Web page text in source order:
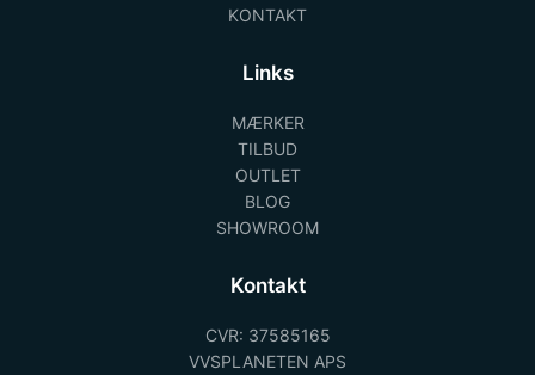
KONTAKT
Links
MÆRKER
TILBUD
OUTLET
BLOG
SHOWROOM
Kontakt
CVR: 37585165
VVSPLANETEN APS